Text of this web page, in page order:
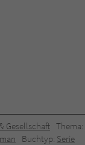
Gesellschaft Thema:
Buchtyp: Serie